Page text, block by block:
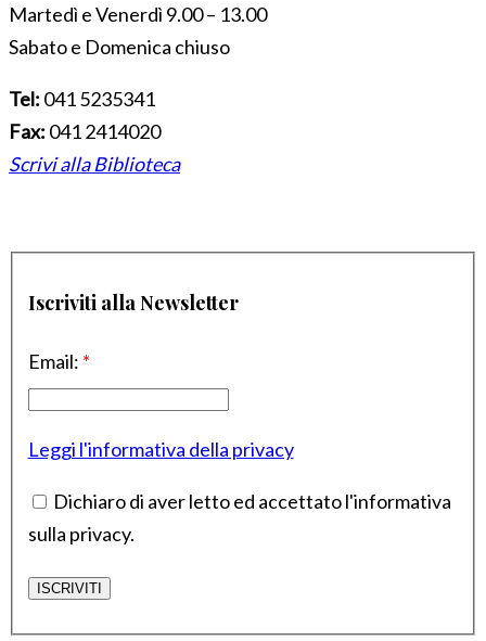
Martedì e Venerdì 9.00 – 13.00
Sabato e Domenica chiuso
Tel: 041 5235341
Fax: 041 2414020
Scrivi alla Biblioteca
Iscriviti alla Newsletter
Email: *
Leggi l'informativa della privacy
Dichiaro di aver letto ed accettato l'informativa
sulla privacy.